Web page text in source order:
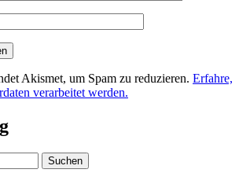
Akismet, um Spam zu reduzieren. Erfahre,
verarbeitet werden.